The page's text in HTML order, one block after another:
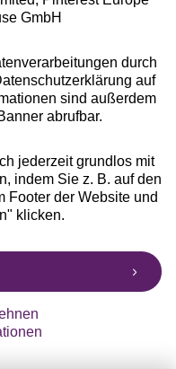
GmbH
durch
auf
sind außerdem
abrufbar.
jederzeit grundlos mit
indem Sie z. B. auf den
Footer der Website und
klicken.